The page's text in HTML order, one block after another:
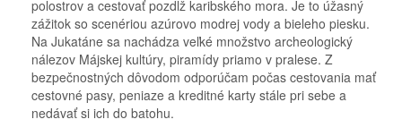
polostrov a cestovať pozdĺž karibského mora. Je to úžasný
zážitok so scenériou azúrovo modrej vody a bieleho piesku.
Na Jukatáne sa nachádza veľké množstvo archeologický
nálezov Májskej kultúry, piramídy priamo v pralese. Z
bezpečnostných dôvodom odporúčam počas cestovania mať
cestovné pasy, peniaze a kreditné karty stále pri sebe a
nedávať si ich do batohu.